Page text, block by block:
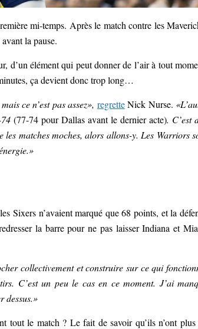
mi-temps. Après le match contre les
la pause.
d’un élément qui peut donner de l’air à tout
ça devient donc trop long…
ce n’est pas assez», regretteNick Nurse.
(77-74 pour Dallas avant le dernier acte). C’est
matches moches, alors allons-y. Les Warriors
Sixers n’avaient marqué que 68 points, et la
la barre pour ne pas laisser Indiana et
collectivement et construire sur ce qui
C’est un peu le cas en ce moment. J’ai
dessus.»
tout le match ? Le fait de savoir qu’ils n’ont plus